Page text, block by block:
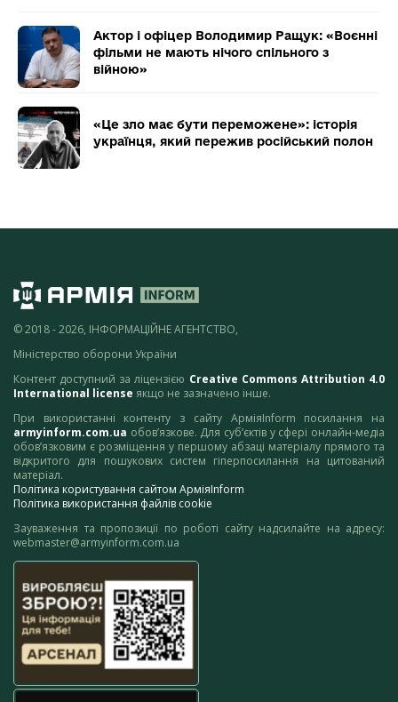
Актор і офіцер Володимир Ращук: «Воєнні
фільми не мають нічого спільного з
війною»
«Це зло має бути переможене»: історія
українця, який пережив російський полон
© 2018 - 2026, ІНФОРМАЦІЙНЕ АГЕНТСТВО,
Міністерство оборони України
Контент доступний за ліцензією Creative Commons Attribution 4.0
International license якщо не зазначено інше.
При використанні контенту з сайту АрміяInform посилання на
armyinform.com.ua обов’язкове. Для суб’єктів у сфері онлайн-медіа
обов’язковим є розміщення у першому абзаці матеріалу прямого та
відкритого для пошукових систем гіперпосилання на цитований
матеріал.
Політика користування сайтом АрміяInform
Політика використання файлів cookie
Зауваження та пропозиції по роботі сайту надсилайте на адресу:
webmaster@armyinform.com.ua